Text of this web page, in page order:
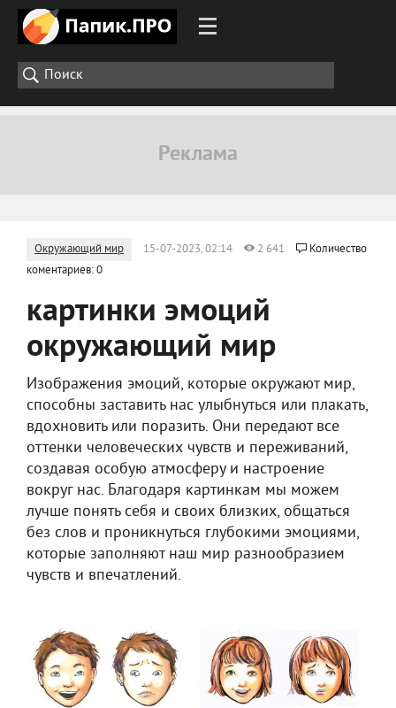
Окружающий мир 15-07-2023, 02:14 2 641
Количество
коментариев: 0
картинки эмоций
окружающий мир
Изображения эмоций, которые окружают мир,
способны заставить нас улыбнуться или плакать,
вдохновить или поразить. Они передают все
оттенки человеческих чувств и переживаний,
создавая особую атмосферу и настроение
вокруг нас. Благодаря картинкам мы можем
лучше понять себя и своих близких, общаться
без слов и проникнуться глубокими эмоциями,
которые заполняют наш мир разнообразием
чувств и впечатлений.